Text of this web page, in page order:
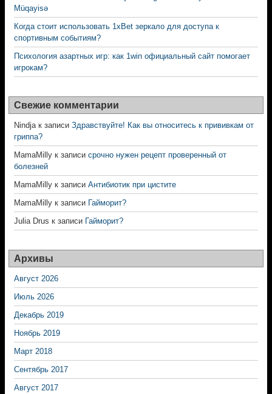
Müqayisə
Когда стоит использовать 1xBet зеркало для доступа к
спортивным событиям?
Психология азартных игр: как 1win официальный сайт помогает
игрокам?
Свежие комментарии
Nindjaк записи Здравствуйте! Как вы относитесь к прививкам от
гриппа?
MamaMilly к записи срочно нужен рецепт проверенный от
болезней
MamaMilly к записи Антибиотик при цистите
MamaMilly к записи Гайморит?
Julia Drus к записи Гайморит?
Архивы
Август 2026
Июль 2026
Декабрь 2019
Ноябрь 2019
Март 2018
Сентябрь 2017
Август 2017